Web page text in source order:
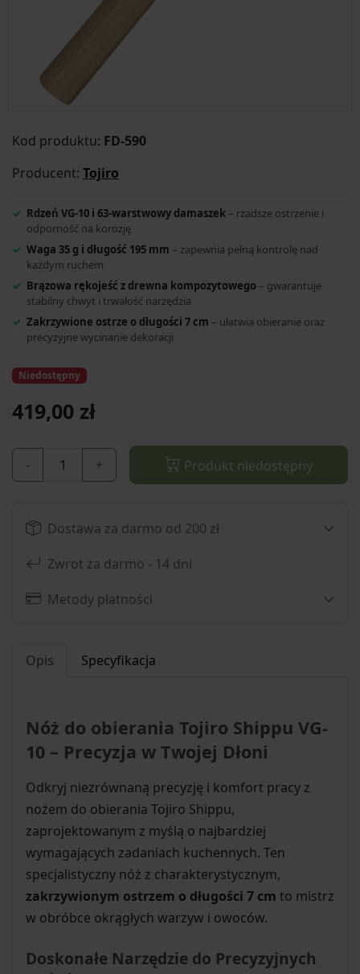
Kod produktu: FD-590
Producent: Tojiro
Rdzeń VG-10 i 63-warstwowy damaszek – rzadsze ostrzenie i
odporność na korozję
Waga 35 g i długość 195 mm – zapewnia pełną kontrolę nad
każdym ruchem
Brązowa rękojeść z drewna kompozytowego – gwarantuje
stabilny chwyt i trwałość narzędzia
Zakrzywione ostrze o długości 7 cm – ułatwia obieranie oraz
precyzyjne wycinanie dekoracji
Niedostępny
419,00 zł
- + Produkt niedostępny
Dostawa za darmo od 200 zł
Zwrot za darmo - 14 dni
Metody płatności
Opis Specyfikacja
Nóż do obierania Tojiro Shippu VG-
10 – Precyzja w Twojej Dłoni
Odkryj niezrównaną precyzję i komfort pracy z
nożem do obierania Tojiro Shippu,
zaprojektowanym z myślą o najbardziej
wymagających zadaniach kuchennych. Ten
specjalistyczny nóż z charakterystycznym,
zakrzywionym ostrzem o długości 7 cm to mistrz
w obróbce okrągłych warzyw i owoców.
Doskonałe Narzędzie do Precyzyjnych